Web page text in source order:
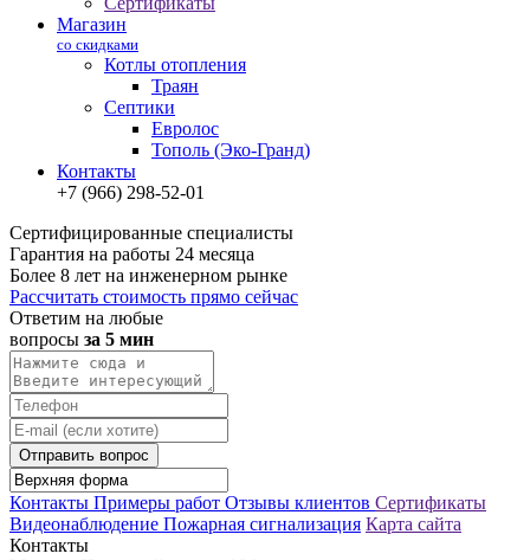
Магазин
со скидками
Котлы отопления
Траян
Септики
Евролос
Тополь (Эко-Гранд)
Контакты
+7 (966) 298-52-01
Сертифицированные специалисты
Гарантия на работы 24 месяца
Более 8 лет на инженерном рынке
Рассчитать стоимость прямо сейчас
Ответим на любые
вопросы за 5 мин
Отправить вопрос
Контакты Примеры работ Отзывы клиентов Сертификаты
Видеонаблюдение Пожарная сигнализация Карта сайта
Контакты